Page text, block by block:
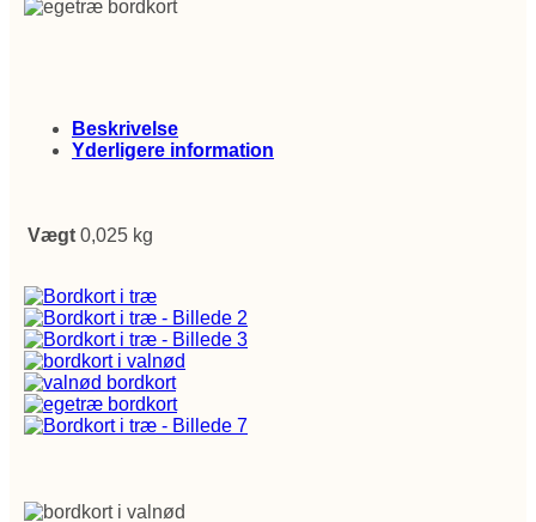
Beskrivelse
Yderligere information
Vægt 0,025 kg